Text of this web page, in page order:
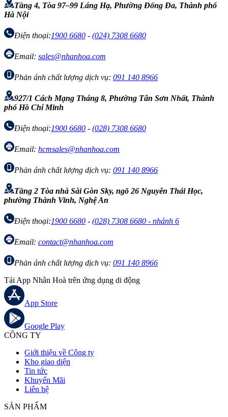
Tầng 4, Tòa 97–99 Láng Hạ, Phường Đống Đa, Thành phố
Hà Nội
Điện thoại:1900 6680 - (024) 7308 6680
Email: sales@nhanhoa.com
Phản ánh chất lượng dịch vụ: 091 140 8966
927/1 Cách Mạng Tháng 8, Phường Tân Sơn Nhất, Thành
phố Hồ Chí Minh
Điện thoại:1900 6680 - (028) 7308 6680
Email: hcmsales@nhanhoa.com
Phản ánh chất lượng dịch vụ: 091 140 8966
Tầng 2 Tòa nhà Sài Gòn Sky, ngõ 26 Nguyễn Thái Học,
phường Thành Vinh, Nghệ An
Điện thoại:1900 6680 - (028) 7308 6680 - nhánh 6
Email: contact@nhanhoa.com
Phản ánh chất lượng dịch vụ: 091 140 8966
Tải App Nhân Hoà trên ứng dụng di động
App Store
Google Play
CÔNG TY
Giới thiệu về Công ty
Kho giao diện
Tin tức
Khuyến Mãi
Liên hệ
SẢN PHẨM